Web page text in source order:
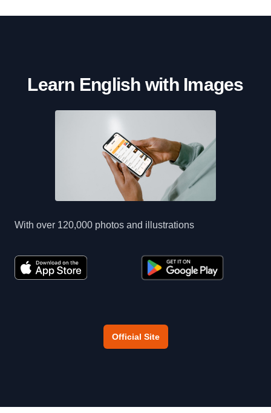
Learn English with Images
With over 120,000 photos and illustrations
Official Site